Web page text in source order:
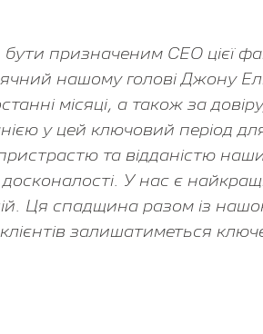
призначеним CEO цієї
нашому голові Джону
місяці, а також за
у цей ключовий період
та відданістю
У нас є
Ця спадщина разом із
залишатиметься